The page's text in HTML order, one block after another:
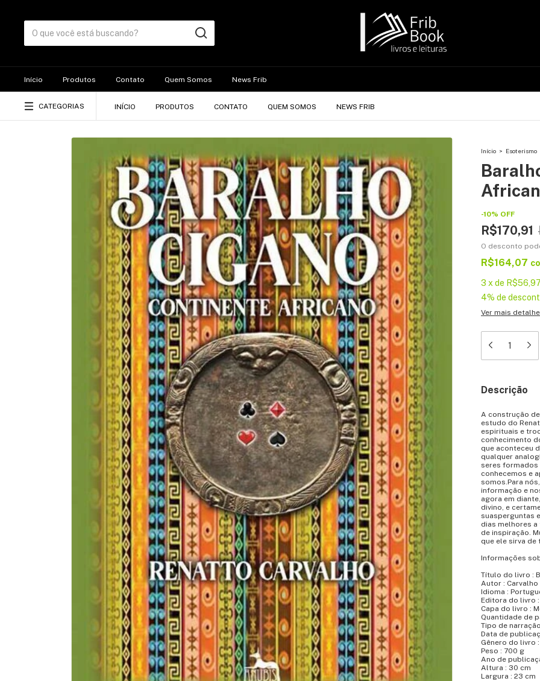
Início Produtos Contato Quem Somos News Frib
CATEGORIAS INÍCIO PRODUTOS CONTATO QUEM SOMOS NEWS FRIB
Início > Esoterismo
-10% OFF
R$170,91
O desconto
R$164,07
3 x de R$56,97
4% de
Ver mais
Descrição
A construção
estudo do
espirituais e
conhecimento
que aconteceu
qualquer
seres formados
conhecemos e
somos.Para
informação e
agora em
divino, e
suasperguntas
dias melhores a
de inspiração.
que ele sirva de
Informações
Título do livro :
Autor : Carvalho
Idioma :
Editora do livro :
Capa do livro :
Quantidade de
Tipo de
Data de
Gênero do livro
Peso : 700 g
Ano de
Altura : 30 cm
Largura : 23 cm